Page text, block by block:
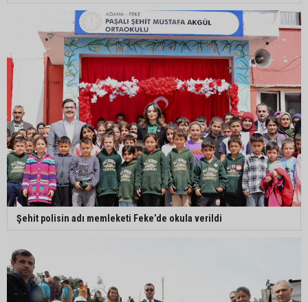
Şehit polisin adı memleketi Feke’de okula verildi